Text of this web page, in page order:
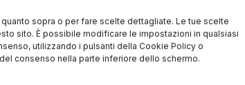
sopra o per fare scelte dettagliate. Le tue scelte
sito. È possibile modificare le impostazioni in qualsiasi
utilizzando i pulsanti della Cookie Policy o
consenso nella parte inferiore dello schermo.